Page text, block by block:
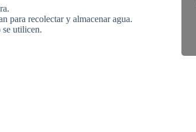
para recolectar y almacenar agua.
se utilicen.